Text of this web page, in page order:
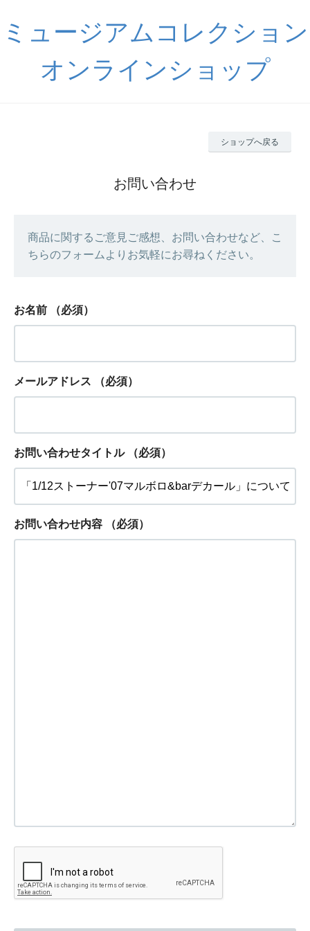
ミュージアムコレクション
オンラインショップ
ショップへ戻る
お問い合わせ
商品に関するご意見ご感想、お問い合わせなど、こ
ちらのフォームよりお気軽にお尋ねください。
お名前 （必須）
メールアドレス （必須）
お問い合わせタイトル （必須）
お問い合わせ内容 （必須）